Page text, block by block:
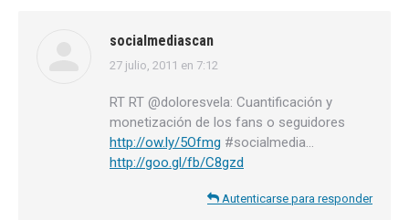
socialmediascan
dice:
27 julio, 2011 en 7:12
RT RT @doloresvela: Cuantificación y
monetización de los fans o seguidores
http://ow.ly/5Ofmg #socialmedia…
http://goo.gl/fb/C8gzd
Autenticarse para responder